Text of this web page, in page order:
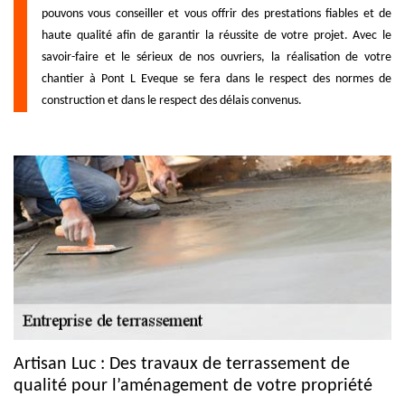
pouvons vous conseiller et vous offrir des prestations fiables et de
haute qualité afin de garantir la réussite de votre projet. Avec le
savoir-faire et le sérieux de nos ouvriers, la réalisation de votre
chantier à Pont L Eveque se fera dans le respect des normes de
construction et dans le respect des délais convenus.
Artisan Luc : Des travaux de terrassement de
qualité pour l’aménagement de votre propriété